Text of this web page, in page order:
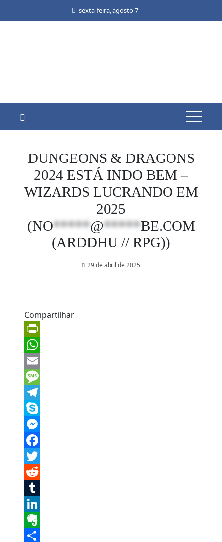
sexta-feira, agosto 7
DUNGEONS & DRAGONS
2024 ESTÁ INDO BEM –
WIZARDS LUCRANDO EM
2025
(NO*****@*****BE.COM
(ARDDHU // RPG))
29 de abril de 2025
Compartilhar
PrintFriendly
WhatsApp
Email
Message
Telegram
Skype
Messenger
Facebook
Twitter
Reddit
Tumblr
LinkedIn
Evernote